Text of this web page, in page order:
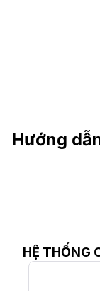
Hướng
HỆ THỐNG